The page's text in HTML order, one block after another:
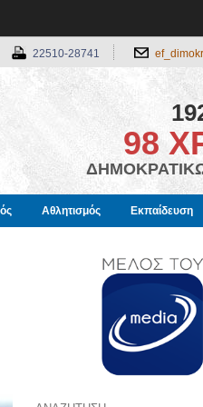
22510-28741
98
Αθλητισμός Εκπαίδευση